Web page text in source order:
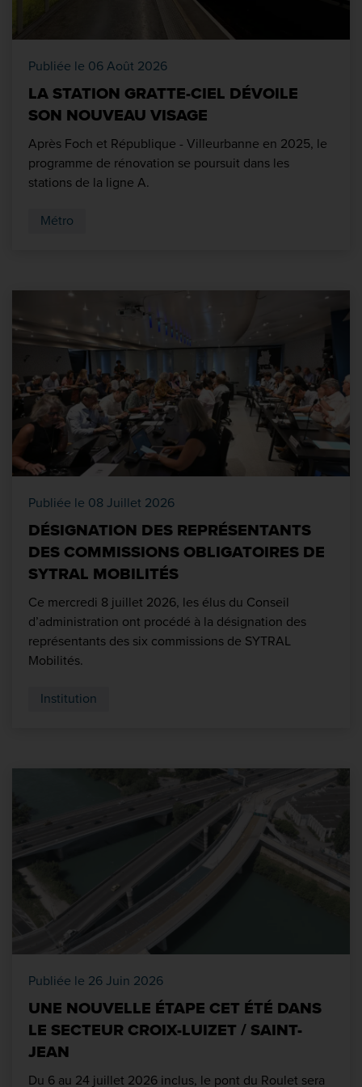
Publiée le 06 Août 2026
LA STATION GRATTE-CIEL DÉVOILE
SON NOUVEAU VISAGE
Après Foch et République - Villeurbanne en 2025, le
programme de rénovation se poursuit dans les
stations de la ligne A.
Métro
Publiée le 08 Juillet 2026
DÉSIGNATION DES REPRÉSENTANTS
DES COMMISSIONS OBLIGATOIRES DE
SYTRAL MOBILITÉS
Ce mercredi 8 juillet 2026, les élus du Conseil
d’administration ont procédé à la désignation des
représentants des six commissions de SYTRAL
Mobilités.
Institution
Publiée le 26 Juin 2026
UNE NOUVELLE ÉTAPE CET ÉTÉ DANS
LE SECTEUR CROIX-LUIZET / SAINT-
JEAN
Du 6 au 24 juillet 2026 inclus, le pont du Roulet sera